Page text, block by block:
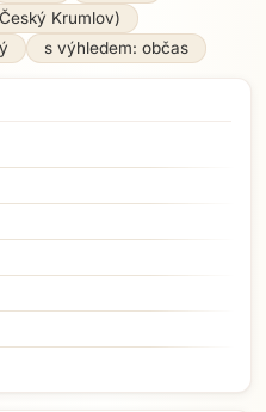
Krumlov)
s výhledem: občas